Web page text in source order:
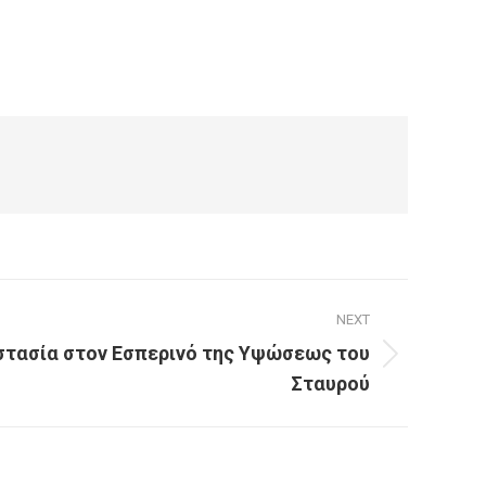
NEXT
στον Εσπερινό της Υψώσεως του
Σταυρού